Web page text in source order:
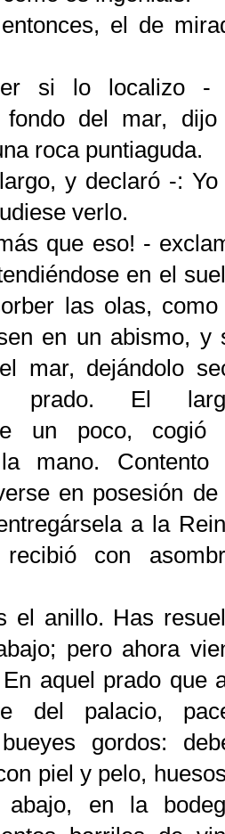
el de
si lo localizo -
fondo del mar,
roca puntiaguda.
y declaró -: Yo
verlo.
que eso! -
en el
las olas,
en un abismo, y
mar, dejándolo
prado. El
un poco, cogió
mano. Contento
en posesión de
a la
con
el anillo. Has
pero ahora
aquel prado que
del palacio,
gordos:
piel y pelo,
abajo, en la